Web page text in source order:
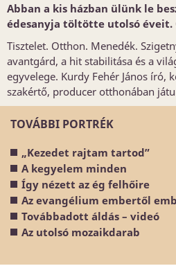
Abban a kis házban ülünk le
édesanyja töltötte utolsó éveit.
Tisztelet. Otthon. Menedék.
avantgárd, a hit stabilitása és a
egyvelege. Kurdy Fehér János író,
szakértő, producer otthonában
TOVÁBBI PORTRÉK
„Kezedet rajtam tartod”
A kegyelem minden
Így nézett az ég felhőire
Az evangélium embertől
Továbbadott áldás – videó
Az utolsó mozaikdarab